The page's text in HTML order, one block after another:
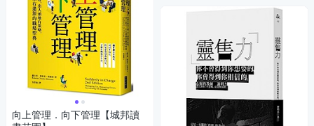
向上管理．向下管理【城邦讀